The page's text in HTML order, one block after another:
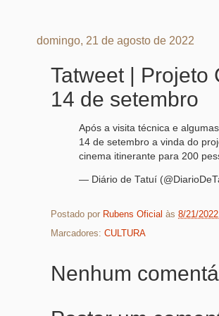
domingo, 21 de agosto de 2022
Tatweet | Projeto
14 de setembro
Após a visita técnica e
14 de setembro a vinda do
cinema itinerante para 200
— Diário de Tatuí
Postado por Rubens Oficial às 8/21/
Marcadores: CULTURA
Nenhum